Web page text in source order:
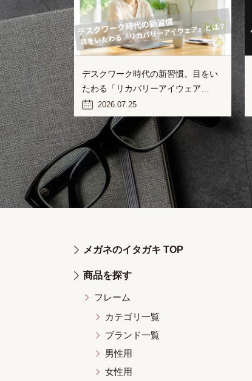
デスクワーク時代の新習慣。目をい
たわる「リカバリーアイウェア…
2026.07.25
メガネのイタガキ TOP
商品を探す
フレーム
カテゴリ一覧
ブランド一覧
男性用
女性用